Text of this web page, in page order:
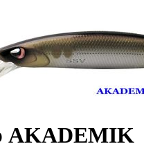
AKADEMIK